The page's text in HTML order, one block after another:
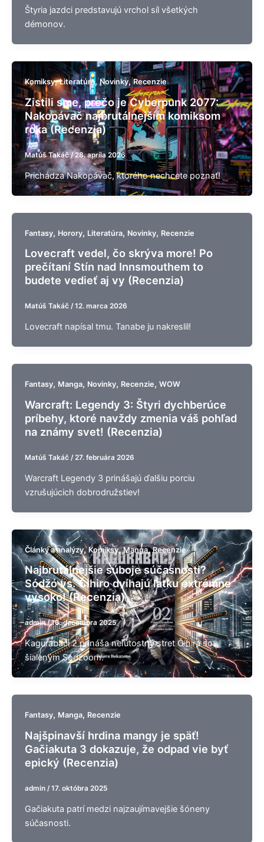
Štyria jazdci predstavujú vrchol síl všetkých
démonov.
Komiksy,Literatúra,Novinky,Recenzie
Zistili sme, prečo je Cyberpunk 2077:
Nakopávač najbrutálnejším komiksom
roka (Recenzia)
Matúš Takáč/ 28. apríla 2026
Prichádza Nakopávač, ktorého nechcete poznať!
Fantasy, Horory, Literatúra, Novinky, Recenzie
Lovecraft vedel, čo skrýva more! Po
prečítaní Stín nad Innsmouthem to
budete vedieť aj vy (Recenzia)
Matúš Takáč / 12. marca 2026
Lovecraft napísal tmu. Tanabe ju nakreslil!
Fantasy, Manga, Novinky, Recenzie, WOW
Warcraft: Legendy 3: Štyri dychberúce
príbehy, ktoré navždy zmenia váš pohľad
na známy svet! (Recenzia)
Matúš Takáč / 27. februára 2026
Warcraft Legendy 3 prinášajú ďalšiu porciu
vzrušujúcich dobrodružstiev!
Články a analýzy, Komiksy,Manga,Recenzie
Najbrutálnejšie súboje súčasnosti?
Sódžó vs. Čihiro dvíhajú latku extrémne
vysoko! (Recenzia)
admin/16. decembra 2025
Kagurabači 2 prináša neľútostný stret Čihira so
šialeným Sódžóom.
Fantasy, Manga, Recenzie
Najšpinavší hrdina mangy je späť!
Gačiakuta 3 dokazuje, že odpad vie byť
epický (Recenzia)
admin / 17. októbra 2025
Gačiakuta patrí medzi najzaujímavejšie šóneny
súčasnosti.